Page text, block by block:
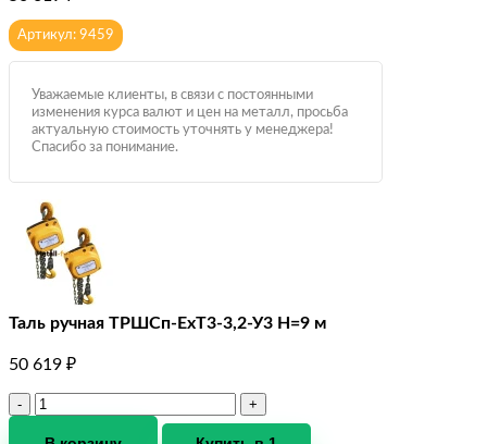
Артикул: 9459
Уважаемые клиенты, в связи с постоянными
изменения курса валют и цен на металл, просьба
актуальную стоимость уточнять у менеджера!
Спасибо за понимание.
Таль ручная ТРШCп-ЕхТ3-3,2-У3 Н=9 м
50 619 ₽
Количество